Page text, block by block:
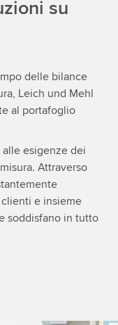
su
delle bilance
Leich und Mehl
al portafoglio
esigenze dei
Attraverso
e insieme
soddisfano in tutto